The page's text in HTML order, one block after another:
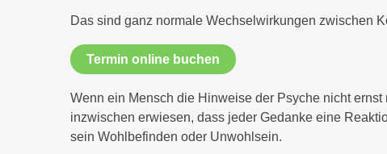
Das sind ganz normale Wechselwirkungen zwischen
Termin online buchen
Wenn ein Mensch die Hinweise der Psyche nicht
inzwischen erwiesen, dass jeder Gedanke eine
sein Wohlbefinden oder Unwohlsein.